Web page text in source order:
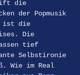
die
der Popmusik
ist die
Die
tief
Selbstironie
Wie im Real